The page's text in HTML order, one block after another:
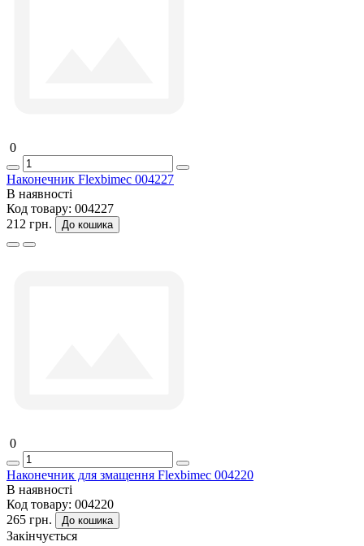
0
Наконечник Flexbimec 004227
В наявності
Код товару: 004227
212 грн.
До кошика
0
Наконечник для змащення Flexbimec 004220
В наявності
Код товару: 004220
265 грн.
До кошика
Закінчується